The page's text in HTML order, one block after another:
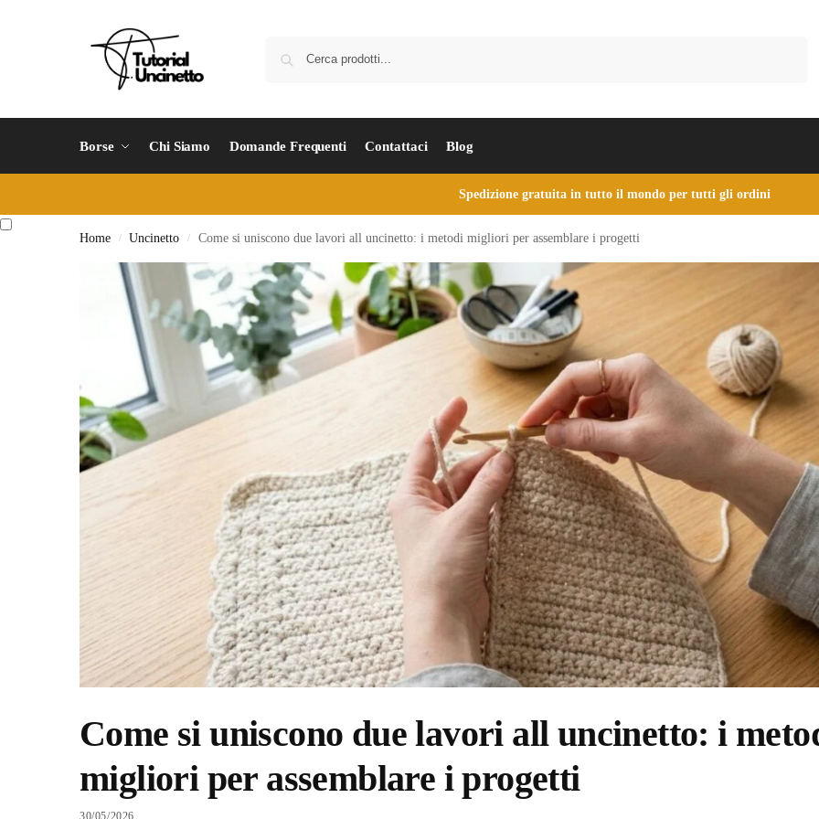
Borse Chi Siamo Domande Frequenti Contattaci Blog
Spedizione gratuita in tutto il mondo per tutti gli ordini
Home / Uncinetto / Come si uniscono due lavori all uncinetto: i metodi migliori per assemblare i progetti
Come si uniscono due lavori all uncinetto: i
migliori per assemblare i progetti